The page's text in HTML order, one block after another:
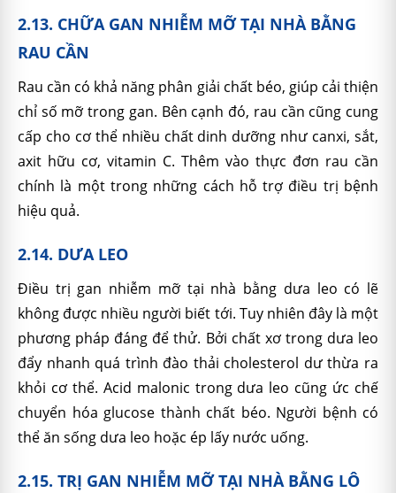
2.13. CHỮA GAN NHIỄM MỠ TẠI NHÀ BẰNG
RAU CẦN
Rau cần có khả năng phân giải chất béo, giúp cải thiện
chỉ số mỡ trong gan. Bên cạnh đó, rau cần cũng cung
cấp cho cơ thể nhiều chất dinh dưỡng như canxi, sắt,
axit hữu cơ, vitamin C. Thêm vào thực đơn rau cần
chính là một trong những cách hỗ trợ điều trị bệnh
hiệu quả.
2.14. DƯA LEO
Điều trị gan nhiễm mỡ tại nhà bằng dưa leo có lẽ
không được nhiều người biết tới. Tuy nhiên đây là một
phương pháp đáng để thử. Bởi chất xơ trong dưa leo
đẩy nhanh quá trình đào thải cholesterol dư thừa ra
khỏi cơ thể. Acid malonic trong dưa leo cũng ức chế
chuyển hóa glucose thành chất béo. Người bệnh có
thể ăn sống dưa leo hoặc ép lấy nước uống.
2.15. TRỊ GAN NHIỄM MỠ TẠI NHÀ BẰNG LÔ